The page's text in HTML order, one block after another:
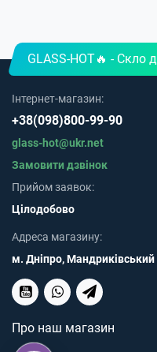
GLASS-HOT🔥 - Скло
Інтернет-магазин:
+38(098)800-99-90
glass-hot@ukr.net
Замовити дзвінок
Прийом заявок:
Цілодобово
Адреса магазину:
м. Дніпро, Мандриківський
Про наш магазин